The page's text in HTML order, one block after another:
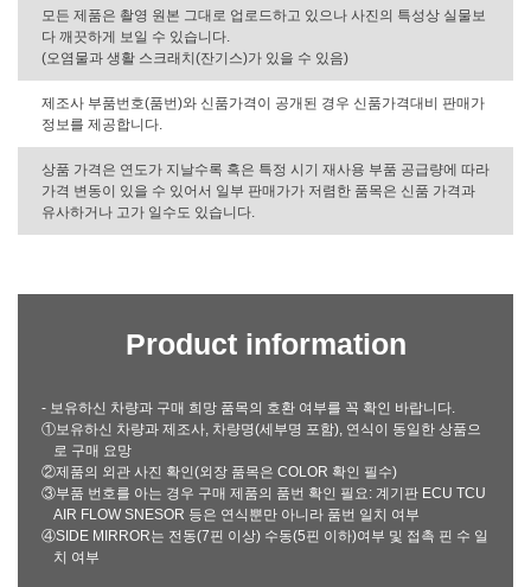
모든 제품은 촬영 원본 그대로 업로드하고 있으나 사진의 특성상 실물보
다 깨끗하게 보일 수 있습니다.
(오염물과 생활 스크래치(잔기스)가 있을 수 있음)
제조사 부품번호(품번)와 신품가격이 공개된 경우 신품가격대비 판매가
정보를 제공합니다.
상품 가격은 연도가 지날수록 혹은 특정 시기 재사용 부품 공급량에 따라
가격 변동이 있을 수 있어서 일부 판매가가 저렴한 품목은 신품 가격과
유사하거나 고가 일수도 있습니다.
Product information
- 보유하신 차량과 구매 희망 품목의 호환 여부를 꼭 확인 바랍니다.
①보유하신 차량과 제조사, 차량명(세부명 포함), 연식이 동일한 상품으
로 구매 요망
②제품의 외관 사진 확인(외장 품목은 COLOR 확인 필수)
③부품 번호를 아는 경우 구매 제품의 품번 확인 필요: 계기판 ECU TCU
AIR FLOW SNESOR 등은 연식뿐만 아니라 품번 일치 여부
④SIDE MIRROR는 전동(7핀 이상) 수동(5핀 이하)여부 및 접촉 핀 수 일
치 여부